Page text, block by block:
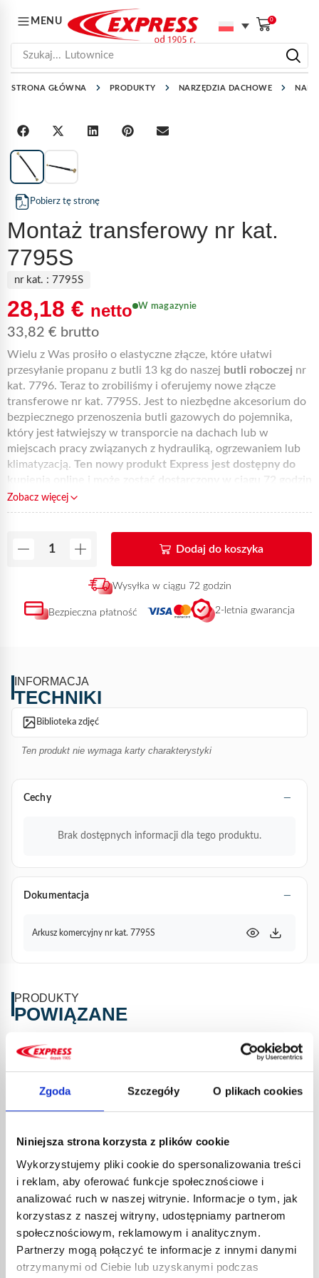
Zgoda Szczegóły O plikach cookies
Niniejsza strona korzysta z plików cookie
Wykorzystujemy pliki cookie do spersonalizowania treści
i reklam, aby oferować funkcje społecznościowe i
analizować ruch w naszej witrynie. Informacje o tym, jak
korzystasz z naszej witryny, udostępniamy partnerom
społecznościowym, reklamowym i analitycznym.
Partnerzy mogą połączyć te informacje z innymi danymi
otrzymanymi od Ciebie lub uzyskanymi podczas
MENU 0
Szukaj... Lutownice
STRONA GŁÓWNA PRODUKTY NARZĘDZIA DACHOWE
Pobierz tę stronę
Montaż transferowy nr kat.
7795S
nr kat. : 7795S
28,18 € netto
33,82 € brutto
W magazynie
Wielu z Was prosiło o elastyczne złącze, które ułatwi
przesyłanie propanu z butli 13 kg do naszej butli roboczej nr
kat. 7796. Teraz to zrobiliśmy i oferujemy nowe złącze
transferowe nr kat. 7795S. Jest to niezbędne akcesorium do
bezpiecznego przenoszenia butli gazowych do pojemnika,
który jest łatwiejszy w transporcie na dachach lub w
miejscach pracy związanych z hydrauliką, ogrzewaniem lub
klimatyzacją. Ten nowy produkt Express jest dostępny do
kupienia online i może zostać dostarczony w ciągu 72 godzin
od otrzymania płatności.
Zobacz więcej
Dodaj do koszyka
Wysyłka w ciągu 72 godzin
Bezpieczna płatność 2-letnia gwarancja
INFORMACJA
TECHNIKI
Biblioteka zdjęć
Ten produkt nie wymaga karty charakterystyki
Cechy
Brak dostępnych informacji dla tego produktu.
Dokumentacja
Arkusz komercyjny nr kat. 7795S
PRODUKTY
POWIĄZANE